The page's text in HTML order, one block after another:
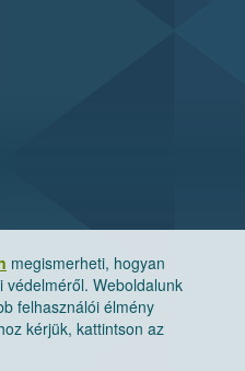
megismerheti, hogyan
Weboldalunk
felhasználói élmény
kérjük, kattintson az